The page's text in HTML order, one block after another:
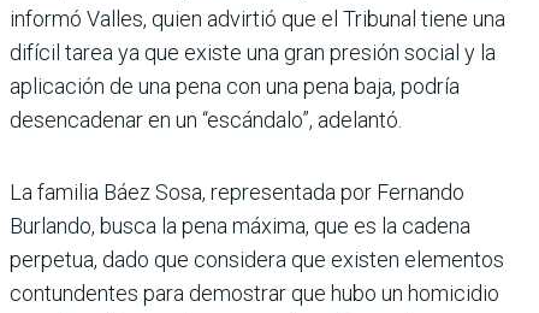
informó Valles, quien advirtió que el Tribunal tiene una
difícil tarea ya que existe una gran presión social y la
aplicación de una pena con una pena baja, podría
desencadenar en un “escándalo”, adelantó.
La familia Báez Sosa, representada por Fernando
Burlando, busca la pena máxima, que es la cadena
perpetua, dado que considera que existen elementos
contundentes para demostrar que hubo un homicidio